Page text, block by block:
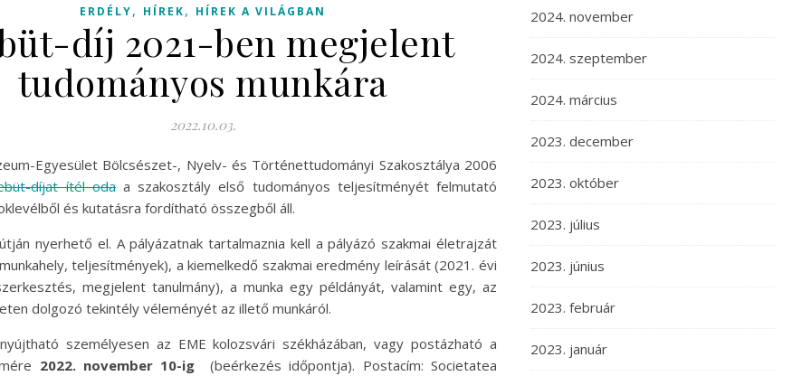
ERDÉLY, HÍREK, HÍREK A VILÁGBAN
díj 2021-ben megjelent
tudományos munkára
2022.10.03.
Egyesület Bölcsészet-, Nyelv- és Történettudományi Szakosztálya 2006
díjat ítél odaa szakosztály első tudományos teljesítményét felmutató
és kutatásra fordítható összegből áll.
nyerhető el. A pályázatnak tartalmaznia kell a pályázó szakmai életrajzát
teljesítmények), a kiemelkedő szakmai eredmény leírását (2021. évi
megjelent tanulmány), a munka egy példányát, valamint egy, az
dolgozó tekintély véleményét az illető munkáról.
személyesen az EME kolozsvári székházában, vagy postázható a
2022. november 10-ig
(beérkezés időpontja). Postacím: Societatea
2024. november
2024. szeptember
2024. március
2023. december
2023. október
2023. július
2023. június
2023. február
2023. január